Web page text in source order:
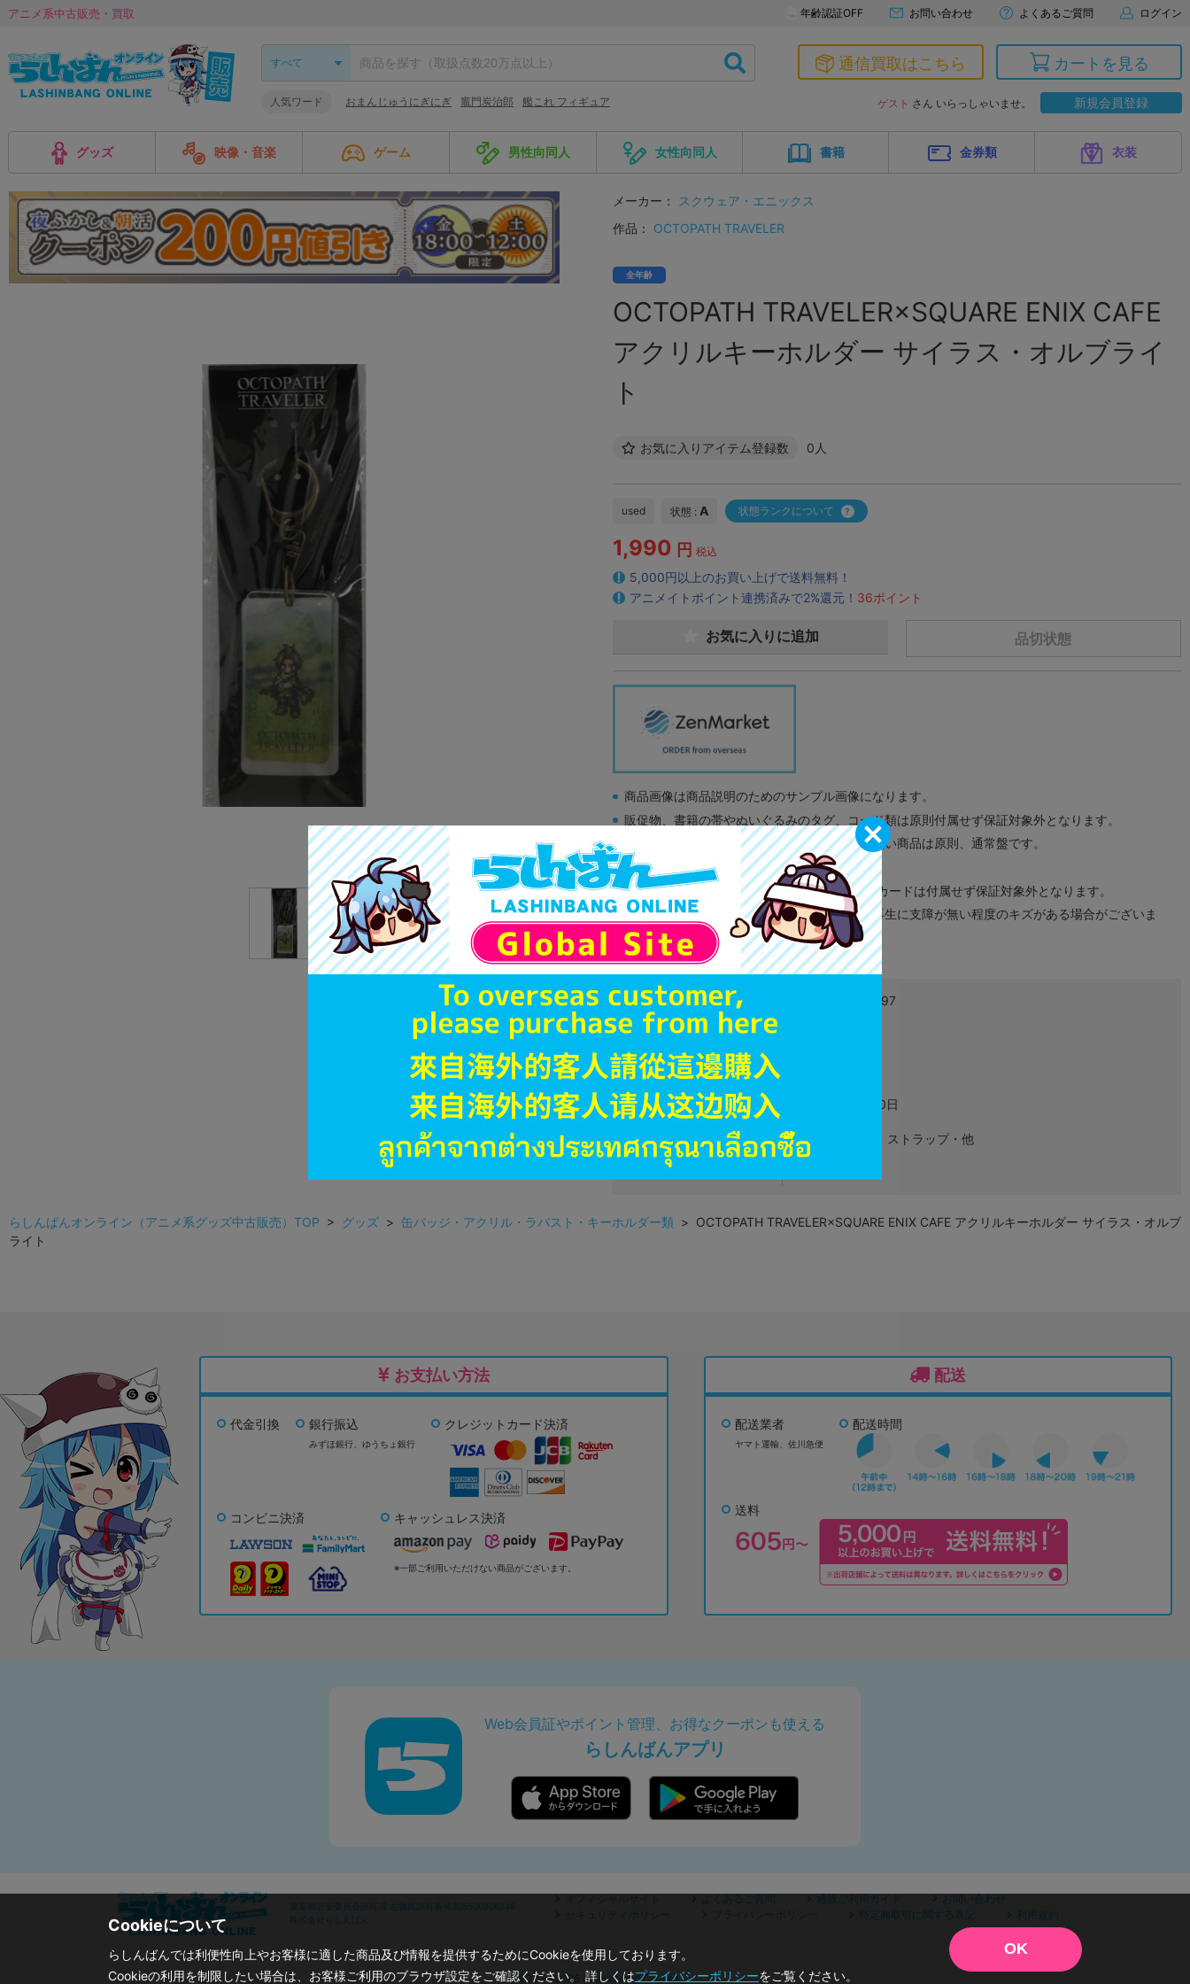
アニメ系中古販売・買取 年齢認証OFF お問い合わせ よくあるご質問 ログイン
人気ワード おまんじゅうにぎにぎ 竈門炭治郎 艦これ フィギュア
通信買取はこちら カートを見る
ゲスト さん いらっしゃいませ。 新規会員登録
グッズ 映像・音楽 ゲーム 男性向同人 女性向同人 書籍 金券類 衣装
メーカー：
スクウェア・エニックス
作品：
OCTOPATH TRAVELER
全年齢
OCTOPATH TRAVELER×SQUARE ENIX CAFE
アクリルキーホルダー サイラス・オルブライ
ト
お気に入りアイテム登録数 0人
used 状態 : A 状態ランクについて
1,990 円 税込
5,000円以上のお買い上げで送料無料！
アニメイトポイント連携済みで2%還元！ 36ポイント
品切状態
お気に入りに追加
商品画像は商品説明のためのサンプル画像になります。
販促物、書籍の帯やぬいぐるみのタグ、コード類は原則付属せず保証対象外となります。
商品名や備考欄に特別な記載が無い限り取り扱い商品は原則、通常盤です。
「電池」は原則として保証対象外となります。
ゲーム機本体には、SDカードなどのメモリーカードは付属せず保証対象外となります。
ディスク類の読み取り面のキズに関しまして再生に支障が無い程度のキズがある場合がございま
す。
※詳細につきましてはコチラ
JANコード 4988611228197
商品番号
商品カテゴリ
発売日 2018年06月30日
種別 キーホルダー・ストラップ・他
発売イベント
らしんばんオンライン（アニメ系グッズ中古販売）TOP > グッズ > 缶バッジ・アクリル・ラバスト・キーホルダー類 > OCTOPATH TRAVELER×SQUARE ENIX CAFE アクリルキーホルダー サイラス・オルブ
ライト
お支払い方法
代金引換 銀行振込
みずほ銀行、 ゆうちょ銀行
クレジットカード決済
コンビニ決済 キャッシュレス決済
※一部ご利用いただけない商品がございます。
配送
配送業者
ヤマト運輸、佐川急便
配送時間
送料
Web会員証やポイント管理、お得なクーポンも使える
らしんばんアプリ
東京都公安委員会許可済 古物商許可番号305500206246
株式会社らしんばん
オフィシャルサイト よくあるご質問 通販ご利用ガイド
お問い合わせ
セキュリティポリシー
プライバシーポリシー 特定商取引に関する表記 利用規約
©2019 - 2026 Lashinbang Co.,Ltd.
Cookieについて
らしんばんでは利便性向上やお客様に適した商品及び情報を提供するためにCookieを使用しております。
Cookieの利用を制限したい場合は、お客様ご利用のブラウザ設定をご確認ください。 詳しくはプライバシーポリシーをご覧ください。
OK